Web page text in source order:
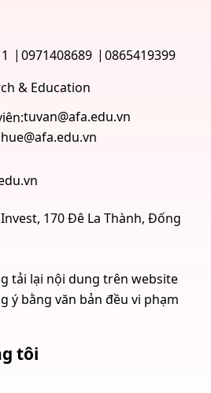
0971408689
0865419399
& Education
tuvan@afa.edu.vn
hue@afa.edu.vn
170 Đê La Thành, Đống
tải lại nội dung trên website
ý bằng văn bản đều vi phạm
tôi